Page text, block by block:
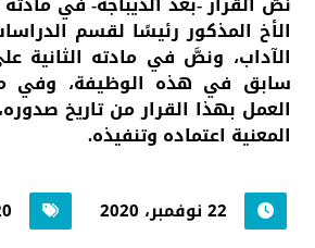
الأخ المذكور رئيسًا لقسم
الآداب، ونصَّ في مادته الثانية
سابق في هذه الوظيفة، وفي
العمل بهذا القرار من تاريخ
المعنية اعتماده وتنفيذه.
22 نوفمبر، 2020